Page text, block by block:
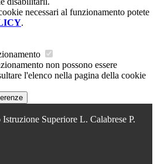
necessari al funzionamento potete
.
non possono essere
l'elenco nella pagina della cookie
Superiore L. Calabrese P.